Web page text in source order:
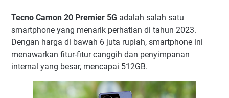
Tecno Camon 20 Premier 5G adalah salah satu
smartphone yang menarik perhatian di tahun 2023.
Dengan harga di bawah 6 juta rupiah, smartphone ini
menawarkan fitur-fitur canggih dan penyimpanan
internal yang besar, mencapai 512GB.